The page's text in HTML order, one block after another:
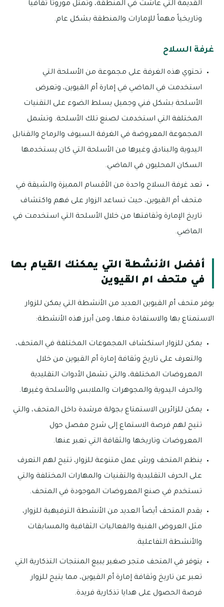
القديمة التي عاشت في المنطقة، وتمثل موروثاً ثقافياً
وتاريخياً مهماً للإمارات والمنطقة بشكل عام.
غرفة السلاح
تحتوي هذه الغرفة على مجموعة من الأسلحة التي
استخدمت في الماضي في إمارة أم القيوين، وتعرض
الأسلحة بشكل فني وجميل يسلط الضوء على التقنيات
المختلفة التي استخدمت لصنع تلك الأسلحة. وتشمل
المجموعة المعروضة في الغرفة السيوف والرماح والقنابل
اليدوية والبنادق وغيرها من الأسلحة التي كان يستخدمها
السكان المحليون في الماضي.
تعد غرفة السلاح واحدة من الأقسام المميزة والشيقة في
متحف أم القيوين، حيث تساعد الزوار على فهم واكتشاف
تاريخ الإمارة وثقافتها من خلال الأسلحة التي استخدمت في
الماضي.
أفضل الأنشطة التي يمكنك القيام بها
في متحف ام القيوين
يوفر متحف أم القيوين العديد من الأنشطة التي يمكن للزوار
الاستمتاع بها والاستفادة منها، ومن أبرز هذه الأنشطة:
يمكن للزوار استكشاف المجموعات المختلفة في المتحف،
والتعرف على تاريخ وثقافة إمارة أم القيوين من خلال
المعروضات المختلفة، والتي تشمل الأدوات التقليدية
والحرف اليدوية والمجوهرات والملابس والأسلحة وغيرها.
يمكن للزائرين الاستمتاع بجولة مرشدة داخل المتحف، والتي
تتيح لهم فرصة الاستماع إلى شرح مفصل حول
المعروضات وتاريخها والثقافة التي تعبر عنها.
ينظم المتحف ورش عمل متنوعة للزوار، تتيح لهم التعرف
على الحرف التقليدية والتقنيات والمهارات المختلفة والتي
تستخدم في صنع المعروضات الموجودة في المتحف.
يقدم المتحف أيضاً العديد من الأنشطة الترفيهية للزوار،
مثل العروض الفنية والفعاليات الثقافية والمسابقات
والأنشطة التفاعلية.
يتوفر في المتحف متجر صغير يبيع المنتجات التذكارية التي
تعبر عن تاريخ وثقافة إمارة أم القيوين، مما يتيح للزوار
فرصة الحصول على هدايا تذكارية فريدة.